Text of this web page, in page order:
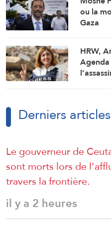
ou la
Gaza
HRW,
Derniers articles
Le gouverneur de
sont morts lors de
travers la frontière.
il y a 2 heures